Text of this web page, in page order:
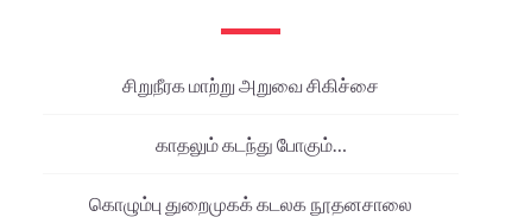
சிறுநீரக மாற்று அறுவை சிகிச்சை
காதலும் கடந்து போகும்…
கொழும்பு துறைமுகக் கடலக நூதனசாலை